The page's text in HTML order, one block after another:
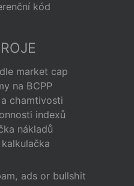
kód
market cap
na BCPP
chamtivosti
indexů
nákladů
ads or bullshit